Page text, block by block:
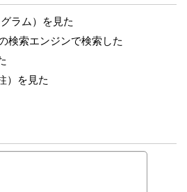
ラム）を見た
検索エンジンで検索した
）を見た